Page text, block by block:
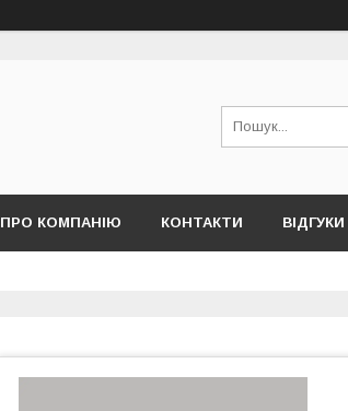
ПРО КОМПАНІЮ КОНТАКТИ ВІДГУКИ